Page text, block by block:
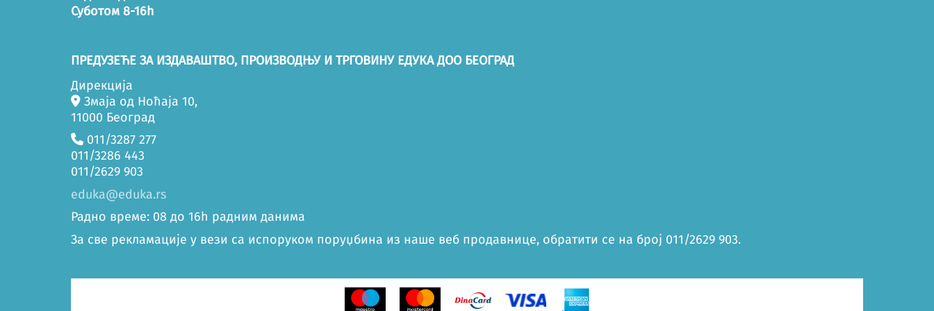
Суботом 8-16h
ПРЕДУЗЕЋЕ ЗА ИЗДАВАШТВО, ПРОИЗВОДЊУ И ТРГОВИНУ ЕДУКА ДОО БЕОГРАД
Дирекција
Змаја од Ноћаја 10,
11000 Београд
011/3287 277
011/3286 443
011/2629 903
eduka@eduka.rs
Радно време: 08 до 16h радним данима
За све рекламације у вези са испоруком поруџбина из наше веб продавнице, обратити се на број 011/2629 903.